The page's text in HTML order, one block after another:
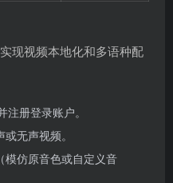
现视频本地化和多语种配
册登录账户。
无声视频。
模仿原音色或自定义音